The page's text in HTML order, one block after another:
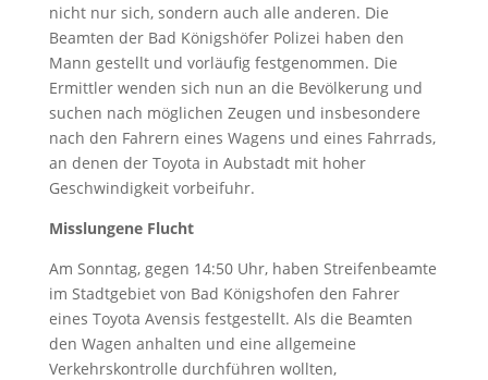
nicht nur sich, sondern auch alle anderen. Die
Beamten der Bad Königshöfer Polizei haben den
Mann gestellt und vorläufig festgenommen. Die
Ermittler wenden sich nun an die Bevölkerung und
suchen nach möglichen Zeugen und insbesondere
nach den Fahrern eines Wagens und eines Fahrrads,
an denen der Toyota in Aubstadt mit hoher
Geschwindigkeit vorbeifuhr.
Misslungene Flucht
Am Sonntag, gegen 14:50 Uhr, haben Streifenbeamte
im Stadtgebiet von Bad Königshofen den Fahrer
eines Toyota Avensis festgestellt. Als die Beamten
den Wagen anhalten und eine allgemeine
Verkehrskontrolle durchführen wollten,